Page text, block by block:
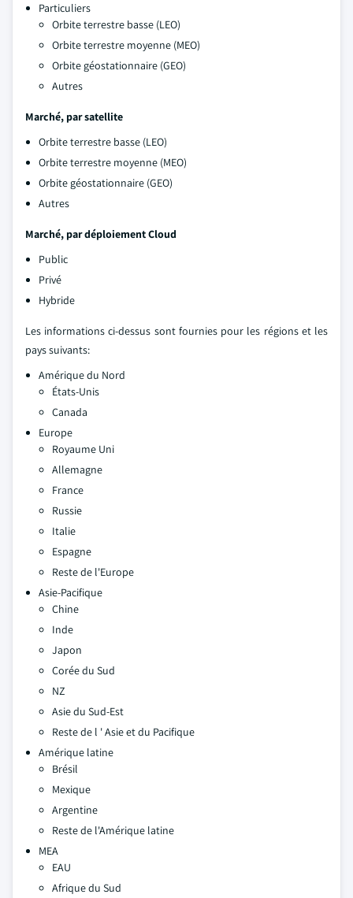
Particuliers
Orbite terrestre basse (LEO)
Orbite terrestre moyenne (MEO)
Orbite géostationnaire (GEO)
Autres
Marché, par satellite
Orbite terrestre basse (LEO)
Orbite terrestre moyenne (MEO)
Orbite géostationnaire (GEO)
Autres
Marché, par déploiement Cloud
Public
Privé
Hybride
Les informations ci-dessus sont fournies pour les régions et les
pays suivants:
Amérique du Nord
États-Unis
Canada
Europe
Royaume Uni
Allemagne
France
Russie
Italie
Espagne
Reste de l'Europe
Asie-Pacifique
Chine
Inde
Japon
Corée du Sud
NZ
Asie du Sud-Est
Reste de l ' Asie et du Pacifique
Amérique latine
Brésil
Mexique
Argentine
Reste de l'Amérique latine
MEA
EAU
Afrique du Sud